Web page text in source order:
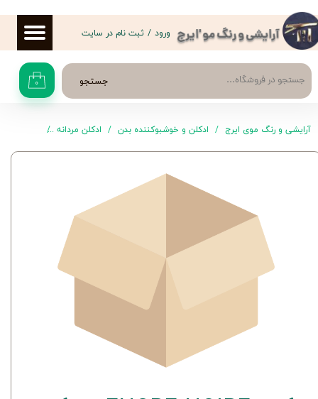
آرایشی و رنگ مو 'ایرج
جستجو ۰
ورود / ثبت نام در سایت
حساب کاربری من
تغییر گذر واژه
سفارشات
خروج از حساب کاربری
آرایشی و رنگ موی ایرج ادکلن و خوشبوکننده بدن ادکلن مردانه